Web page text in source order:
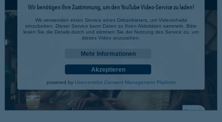
Wir benötigen Ihre Zustimmung, um den YouTube Video-Service zu laden!
Wir verwenden einen Service eines Drittanbieters, um Videoinhalte
einzubetten. Dieser Service kann Daten zu Ihren Aktivitäten sammeln. Bitte
lesen Sie die Details durch und stimmen Sie der Nutzung des Service zu, um
dieses Video anzusehen.
Mehr Informationen
Akzeptieren
powered by Usercentrics Consent Management Platform